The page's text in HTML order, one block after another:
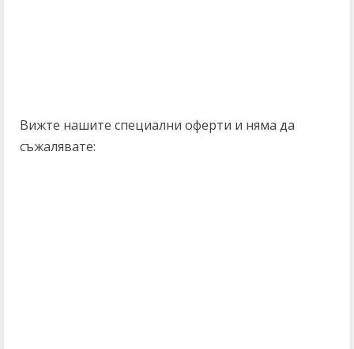
Вижте нашите специални оферти и няма да
съжалявате: